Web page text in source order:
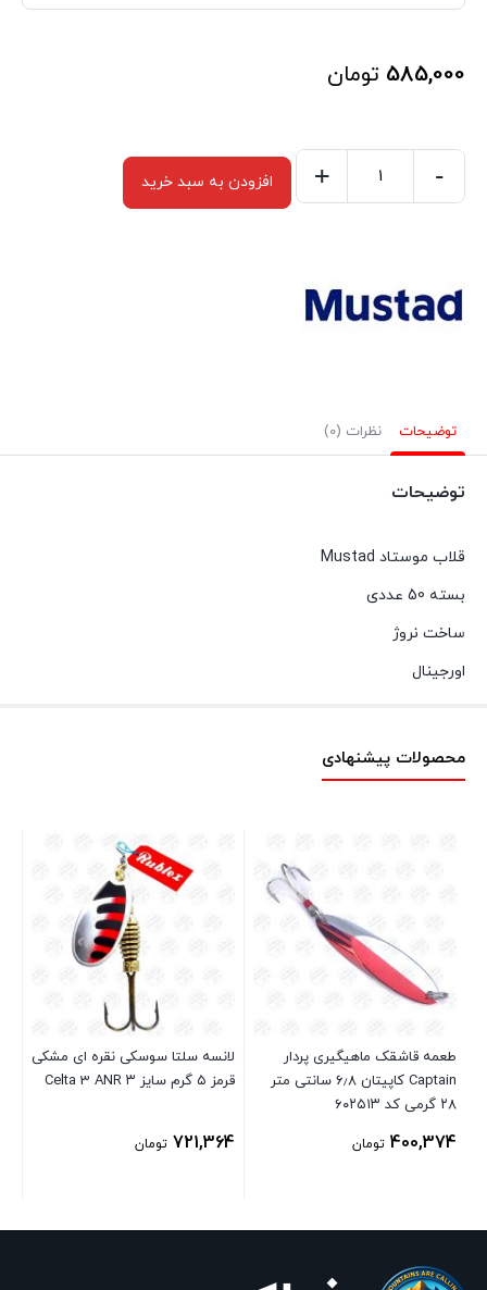
585,000 تومان
289H
50
عدد
-
+ افزودن به سبد خرید
توضیحات نظرات (0)
توضیحات
قلاب موستاد Mustad
بسته 50 عددی
ساخت نروژ
اورجینال
محصولات پیشنهادی
طعمه قاشقک ماهیگیری پردار
Captain کاپیتان ۶٫۸ سانتی متر
۲۸ گرمی کد ۶۰۲۵۱۳
400,374 تومان
لانسه سلتا سوسکی نقره ای مشکی
قرمز ۵ گرم سایز ۳ Celta 3 ANR
721,364 تومان